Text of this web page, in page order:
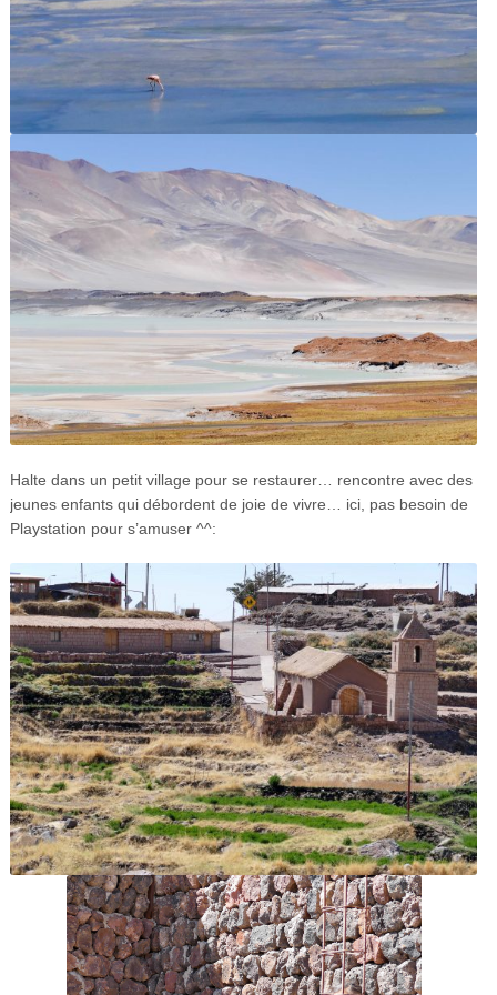
Halte dans un petit village pour se restaurer… rencontre avec des
jeunes enfants qui débordent de joie de vivre… ici, pas besoin de
Playstation pour s’amuser ^^: